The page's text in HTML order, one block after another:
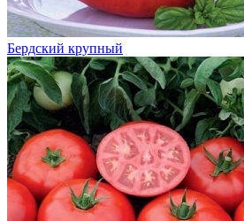
Бердский крупный